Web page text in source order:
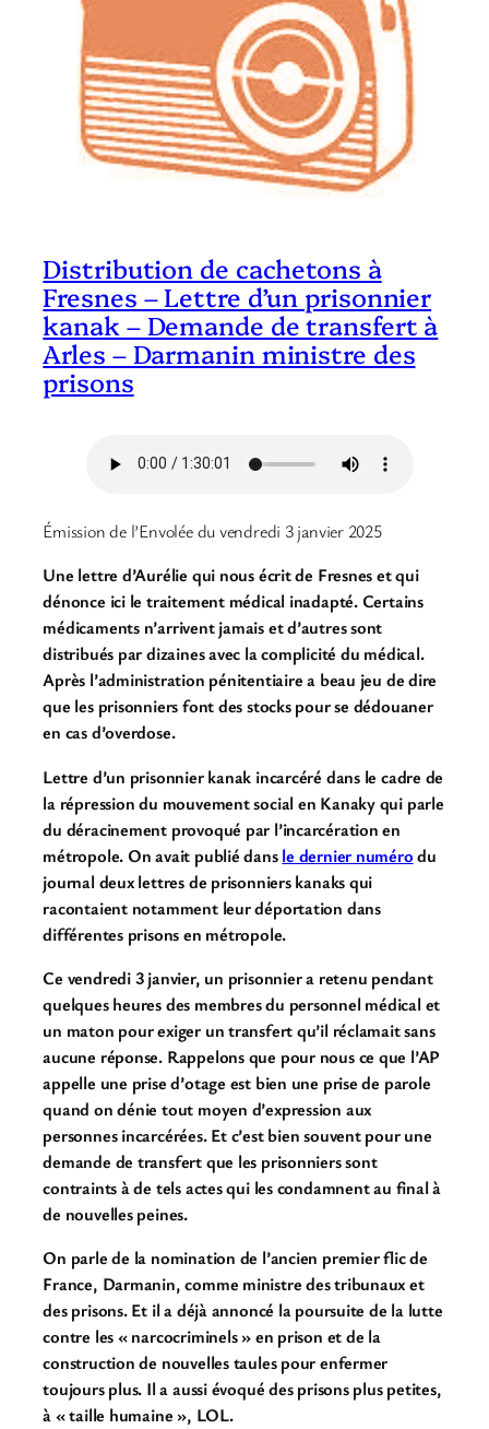
Distribution de cachetons à
Fresnes – Lettre d’un prisonnier
kanak – Demande de transfert à
Arles – Darmanin ministre des
prisons
Émission de l’Envolée du vendredi 3 janvier 2025
Une lettre d’Aurélie qui nous écrit de Fresnes et qui
dénonce ici le traitement médical inadapté. Certains
médicaments n’arrivent jamais et d’autres sont
distribués par dizaines avec la complicité du médical.
Après l’administration pénitentiaire a beau jeu de dire
que les prisonniers font des stocks pour se dédouaner
en cas d’overdose.
Lettre d’un prisonnier kanak incarcéré dans le cadre de
la répression du mouvement social en Kanaky qui parle
du déracinement provoqué par l’incarcération en
métropole. On avait publié dansle dernier numérodu
journal deux lettres de prisonniers kanaks qui
racontaient notamment leur déportation dans
différentes prisons en métropole.
Ce vendredi 3 janvier, un prisonnier a retenu pendant
quelques heures des membres du personnel médical et
un maton pour exiger un transfert qu’il réclamait sans
aucune réponse. Rappelons que pour nous ce que l’AP
appelle une prise d’otage est bien une prise de parole
quand on dénie tout moyen d’expression aux
personnes incarcérées. Et c’est bien souvent pour une
demande de transfert que les prisonniers sont
contraints à de tels actes qui les condamnent au final à
de nouvelles peines.
On parle de la nomination de l’ancien premier flic de
France, Darmanin, comme ministre des tribunaux et
des prisons. Et il a déjà annoncé la poursuite de la lutte
contre les « narcocriminels » en prison et de la
construction de nouvelles taules pour enfermer
toujours plus. Il a aussi évoqué des prisons plus petites,
à « taille humaine », LOL.